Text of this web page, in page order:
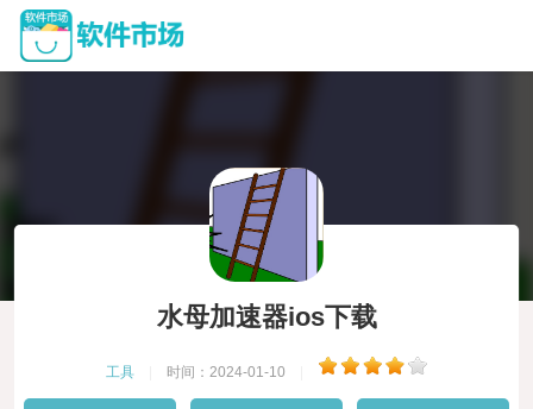
水母加速器ios下载
工具 时间：2024-01-10